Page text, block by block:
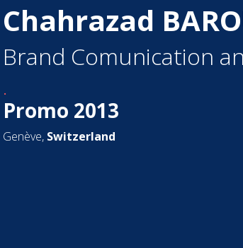
Chahrazad
Brand Comunication
.
Promo 2013
Genève, Switzerland